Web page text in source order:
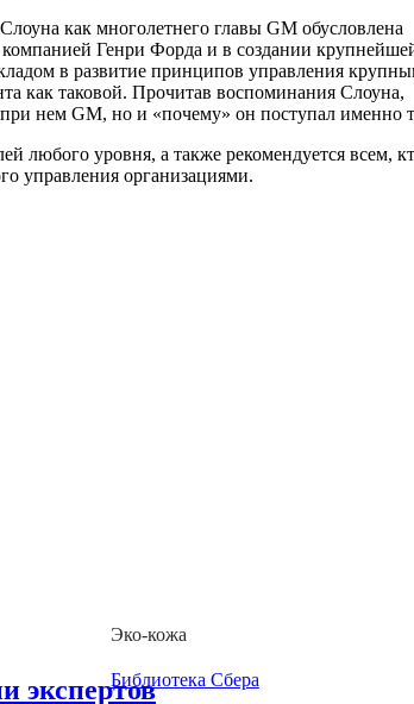
как многолетнего главы GM обусловлена
Генри Форда и в создании
в развитие принципов управления
как таковой. Прочитав воспоминания Слоуна,
при нем GM, но и «почему» он поступал именно
любого уровня, а также рекомендуется всем,
управления организациями.
Эко-кожа
Библиотека Сбера
экспертов